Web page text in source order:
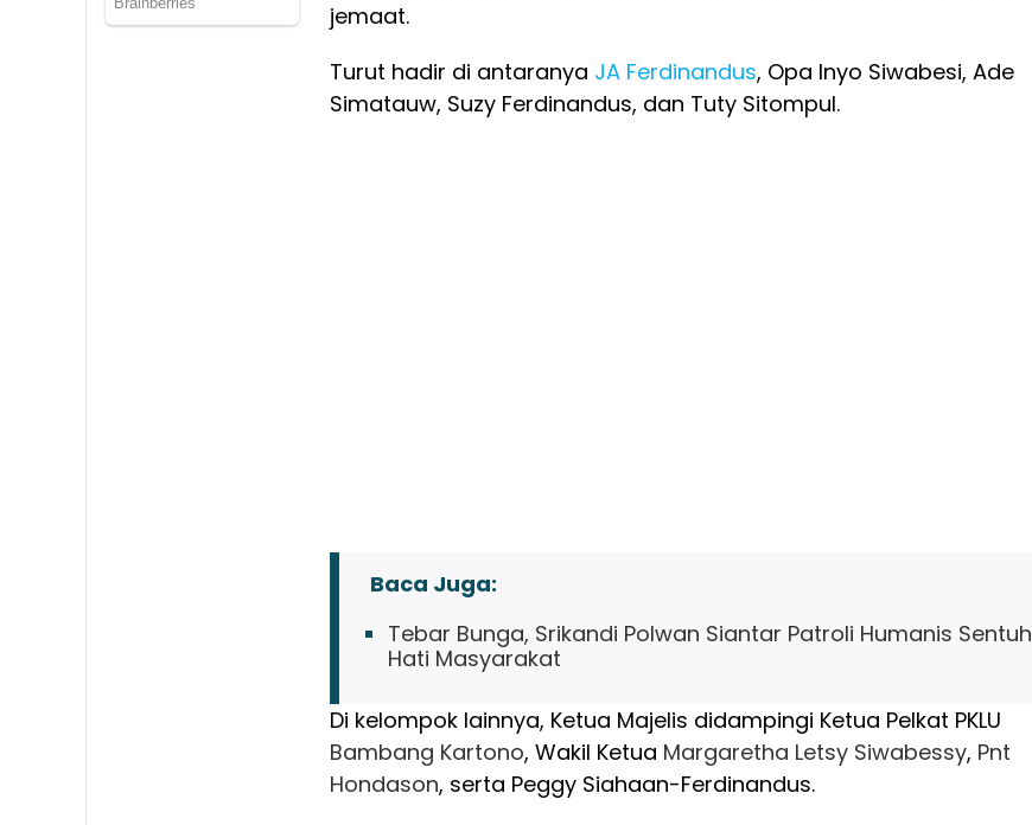
jemaat.
Turut hadir di antaranya JA Ferdinandus, Opa Inyo Siwabesi, Ade
Simatauw, Suzy Ferdinandus, dan Tuty Sitompul.
Baca Juga:
Tebar Bunga, Srikandi Polwan Siantar Patroli Humanis Sentuh
Hati Masyarakat
Di kelompok lainnya, Ketua Majelis didampingi Ketua Pelkat PKLU
Bambang Kartono, Wakil Ketua Margaretha Letsy Siwabessy, Pnt
Hondason, serta Peggy Siahaan-Ferdinandus.